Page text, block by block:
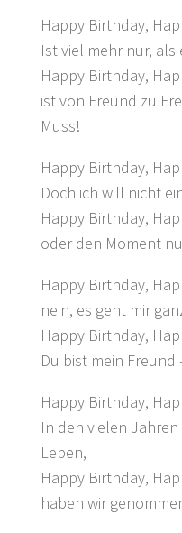
Happy Birthday,
Ist viel mehr nur,
Happy Birthday,
ist von Freund zu
Muss!
Happy Birthday,
Doch ich will nicht
Happy Birthday,
oder den Moment
Happy Birthday,
nein, es geht mir
Happy Birthday,
Du bist mein
Happy Birthday,
In den vielen
Leben,
Happy Birthday,
haben wir